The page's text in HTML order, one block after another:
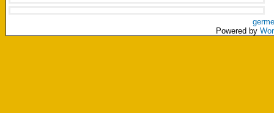
Powered by